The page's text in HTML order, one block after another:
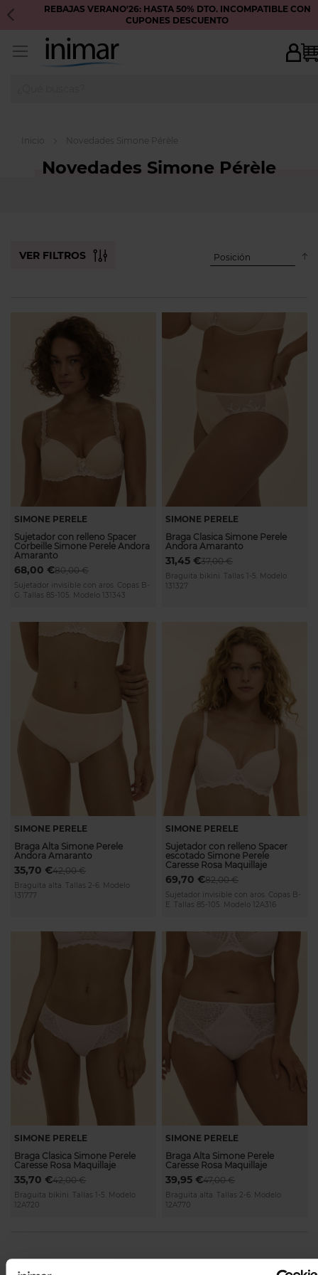
REBAJAS VERANO'26: HASTA 50% DTO. INCOMPATIBLE CON
CUPONES DESCUENTO
Inicio Novedades Simone Pérèle
Novedades Simone Pérèle
VER FILTROS Establecer
SIMONE PERELE
Sujetador con relleno Spacer
Corbeille Simone Perele Andora
Amaranto
80,00 €
68,00 €
Sujetador invisible con aros. Copas B-
G. Tallas 85-105. Modelo 131343
SIMONE PERELE
Braga Clasica Simone Perele
Andora Amaranto
37,00 €
31,45 €
Braguita bikini. Tallas 1-5. Modelo
131327
SIMONE PERELE
Braga Alta Simone Perele
Andora Amaranto
42,00 €
35,70 €
Braguita alta. Tallas 2-6. Modelo
131777
SIMONE PERELE
Sujetador con relleno Spacer
escotado Simone Perele
Caresse Rosa Maquillaje
82,00 €
69,70 €
Sujetador invisible con aros. Copas B-
E. Tallas 85-105. Modelo 12A316
SIMONE PERELE
Braga Clasica Simone Perele
Caresse Rosa Maquillaje
42,00 €
35,70 €
Braguita bikini. Tallas 1-5. Modelo
12A720
SIMONE PERELE
Braga Alta Simone Perele
Caresse Rosa Maquillaje
47,00 €
39,95 €
Braguita alta. Tallas 2-6. Modelo
12A770